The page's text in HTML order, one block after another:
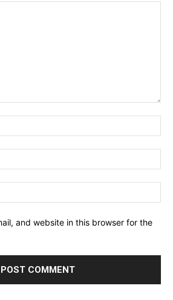
and website in this browser for the